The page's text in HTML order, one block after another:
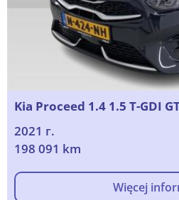
Kia Proceed 1.4 1.5 T-GDI
2021 г.
198 091 km
Więcej